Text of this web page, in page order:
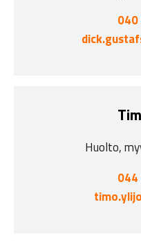
Huolto,